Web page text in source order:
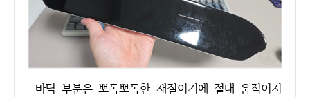
바닥 부분은 뽀독뽀독한 재질이기에 절대 움직이지